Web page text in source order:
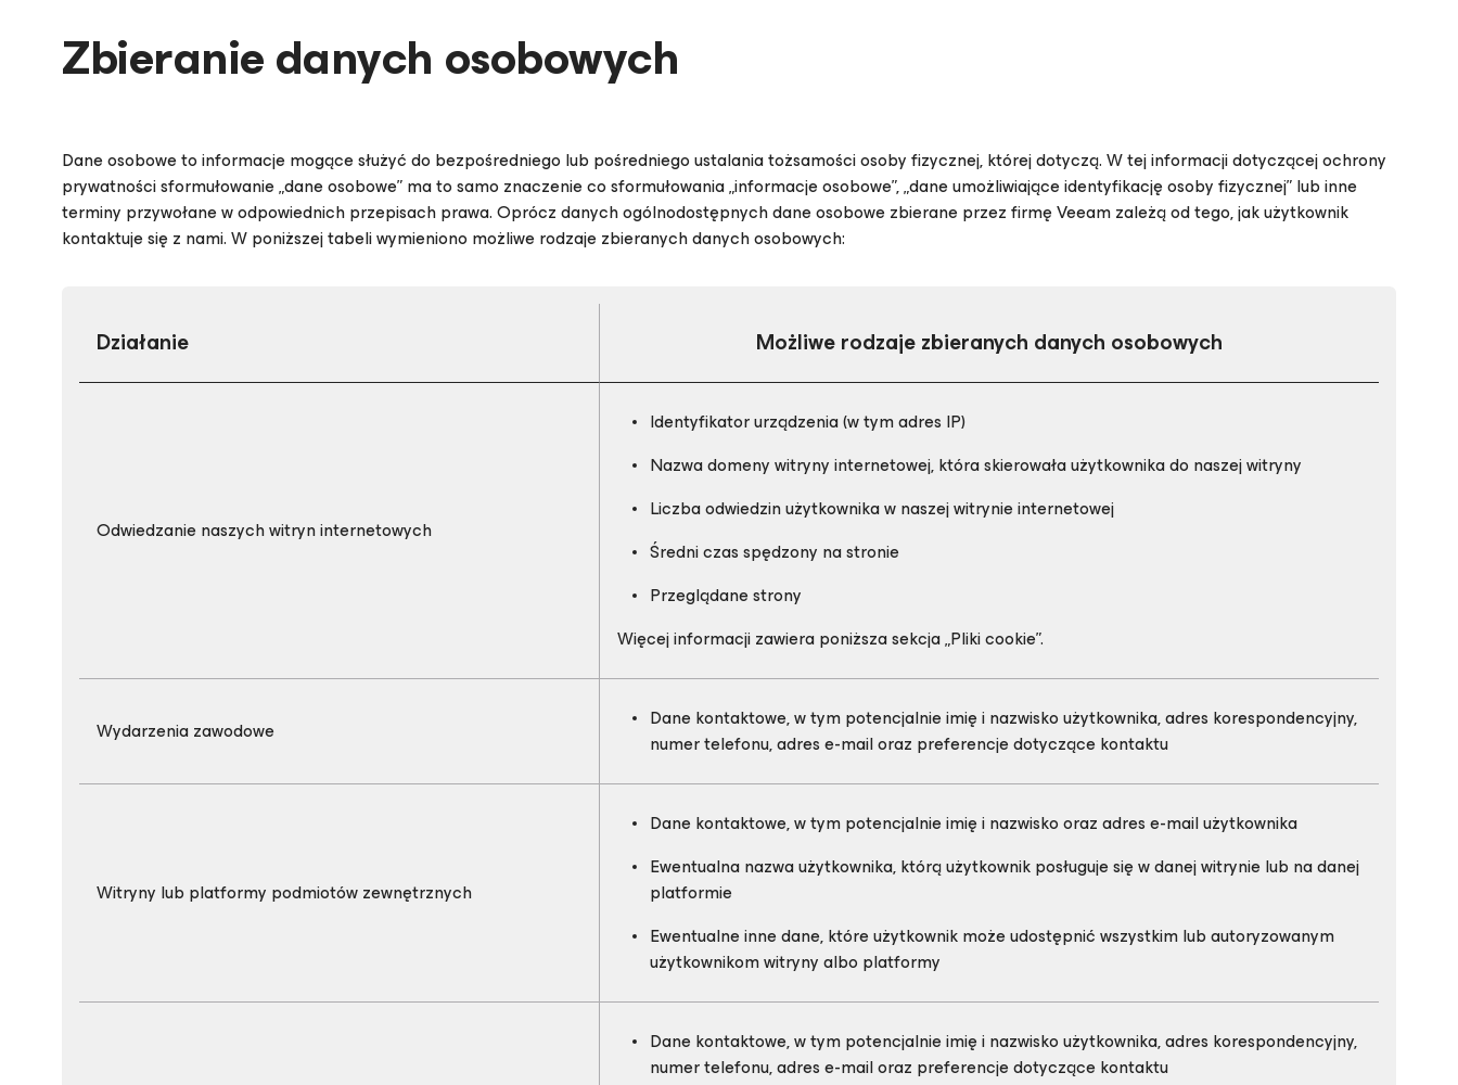
Zbieranie danych osobowych
Dane osobowe to informacje mogące służyć do bezpośredniego lub pośredniego ustalania tożsamości osoby fizycznej, której dotyczą. W tej informacji dotyczącej ochrony
prywatności sformułowanie „dane osobowe” ma to samo znaczenie co sformułowania „informacje osobowe”, „dane umożliwiające identyfikację osoby fizycznej” lub inne
terminy przywołane w odpowiednich przepisach prawa. Oprócz danych ogólnodostępnych dane osobowe zbierane przez firmę Veeam zależą od tego, jak użytkownik
kontaktuje się z nami. W poniższej tabeli wymieniono możliwe rodzaje zbieranych danych osobowych:
Działanie Możliwe rodzaje zbieranych danych osobowych
Odwiedzanie naszych witryn internetowych
Identyfikator urządzenia (w tym adres IP)
Nazwa domeny witryny internetowej, która skierowała użytkownika do naszej witryny
Liczba odwiedzin użytkownika w naszej witrynie internetowej
Średni czas spędzony na stronie
Przeglądane strony
Więcej informacji zawiera poniższa sekcja „Pliki cookie”.
Wydarzenia zawodowe
Dane kontaktowe, w tym potencjalnie imię i nazwisko użytkownika, adres korespondencyjny,
numer telefonu, adres e-mail oraz preferencje dotyczące kontaktu
Witryny lub platformy podmiotów zewnętrznych
Dane kontaktowe, w tym potencjalnie imię i nazwisko oraz adres e-mail użytkownika
Ewentualna nazwa użytkownika, którą użytkownik posługuje się w danej witrynie lub na danej
platformie
Ewentualne inne dane, które użytkownik może udostępnić wszystkim lub autoryzowanym
użytkownikom witryny albo platformy
Dane kontaktowe, w tym potencjalnie imię i nazwisko użytkownika, adres korespondencyjny,
numer telefonu, adres e-mail oraz preferencje dotyczące kontaktu